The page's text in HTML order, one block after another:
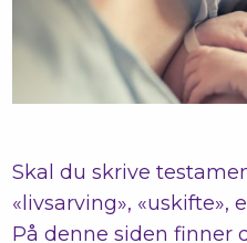
Skal du skrive
«livsarving», «uskifte»,
På denne siden finner